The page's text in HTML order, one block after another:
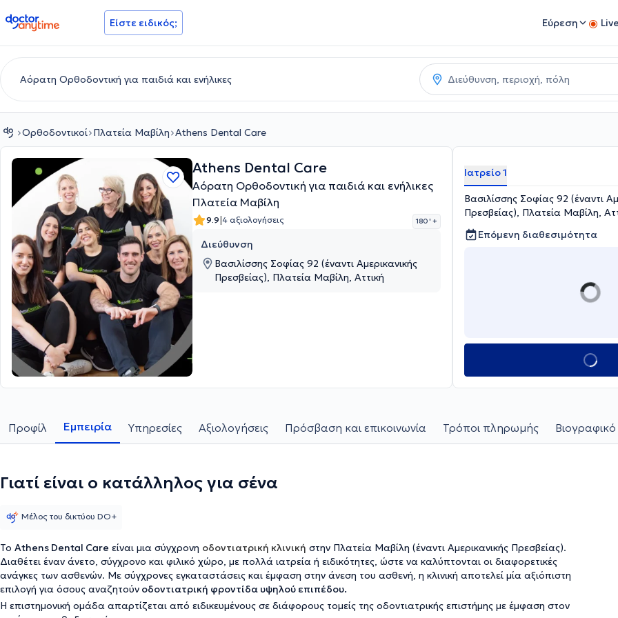
doctoranytime Είστε ειδικός; Εύρεση
Ορθοδοντικοί Πλατεία Μαβίλη Athens Dental Care
Athens Dental Care
Αόρατη Ορθοδοντική για παιδιά και ενήλικες
Πλατεία Μαβίλη
9.9|4 αξιολογήσεις 180 ' +
Διεύθυνση
Βασιλίσσης Σοφίας 92 (έναντι Αμερικανικής
Πρεσβείας), Πλατεία Μαβίλη, Αττική
Ιατρείο 1
Βασιλίσσης Σοφίας 92 (έναντι
Πρεσβείας), Πλατεία Μαβίλη,
Επόμενη διαθεσιμότητα
Προφίλ Εμπειρία Υπηρεσίες Αξιολογήσεις Πρόσβαση και επικοινωνία Τρόποι πληρωμής
Γιατί είναι ο κατάλληλος για σένα
Το Athens Dental Care είναι μια σύγχρονη οδοντιατρική κλινική στην Πλατεία Μαβίλη (έναντι Αμερικανικής Πρεσβείας).
Διαθέτει έναν άνετο, σύγχρονο και φιλικό χώρο, με πολλά ιατρεία ή ειδικότητες, ώστε να καλύπτονται οι διαφορετικές
ανάγκες των ασθενών. Με σύγχρονες εγκαταστάσεις και έμφαση στην άνεση του ασθενή, η κλινική αποτελεί μία αξιόπιστη
επιλογή για όσους αναζητούν οδοντιατρική φροντίδα υψηλού επιπέδου.
Η επιστημονική ομάδα απαρτίζεται από ειδικευμένους σε διάφορους τομείς της οδοντιατρικής επιστήμης με έμφαση στον
Μέλος του δικτύου DO+